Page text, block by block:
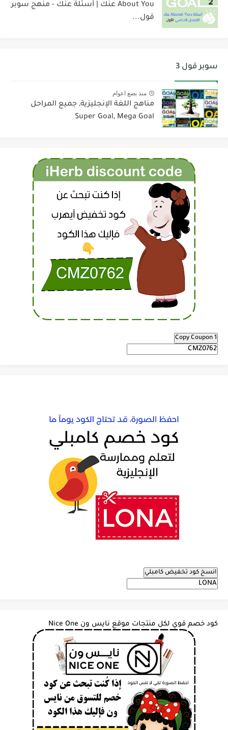
About You عنك | أسئلة عنك - منهج سوبر
قول...
سوبر قول 3
منذ بضع اعوام
مناهج اللغة الإنجليزية, جميع المراحل
Super Goal, Mega Goal
Copy Coupon 1
انسخ كود تخفيض كامبلي
كود خصم قوي لكل منتجات موقع نايس ون Nice One